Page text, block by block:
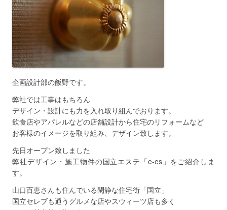
企画設計部の飯野です。
弊社では工事はもちろん
デザイン・設計にも力を入れ取り組んでおります。
飲食店やアパレルなどの店舗設計から住宅のリフォームなど
お客様のイメージを取り組み、デザイン致します。
先日オープン致しました
弊社デザイン・施工物件の国立エステ「e-es」をご紹介しま
す。
山口百恵さんも住んでいる閑静な住宅街「国立」
国立セレブも通うグルメな店やスウィーツ店も多く